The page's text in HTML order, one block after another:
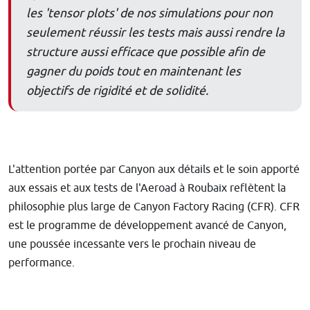
les 'tensor plots' de nos simulations pour non
seulement réussir les tests mais aussi rendre la
structure aussi efficace que possible afin de
gagner du poids tout en maintenant les
objectifs de rigidité et de solidité.
L'attention portée par Canyon aux détails et le soin apporté
aux essais et aux tests de l'Aeroad à Roubaix reflètent la
philosophie plus large de Canyon Factory Racing (CFR). CFR
est le programme de développement avancé de Canyon,
une poussée incessante vers le prochain niveau de
performance.